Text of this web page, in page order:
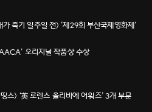
죽기 일주일 전> ‘제29회 부산국제영화제’
오리지널 작품상 수상
스> ‘英 로렌스 올리비에 어워즈’ 3개 부문